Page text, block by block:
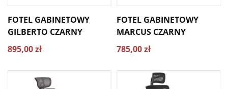
FOTEL GABINETOWY
GILBERTO CZARNY
895,00 zł
FOTEL GABINETOWY
MARCUS CZARNY
785,00 zł